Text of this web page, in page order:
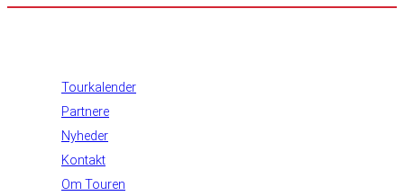
Tourkalender
Partnere
Nyheder
Kontakt
Om Touren